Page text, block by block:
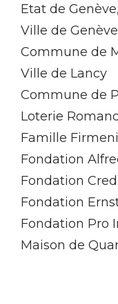
Etat de
Ville de
Commune de
Ville de Lancy
Commune de
Loterie
Famille
Fondation
Fondation
Fondation
Fondation Pro
Maison de